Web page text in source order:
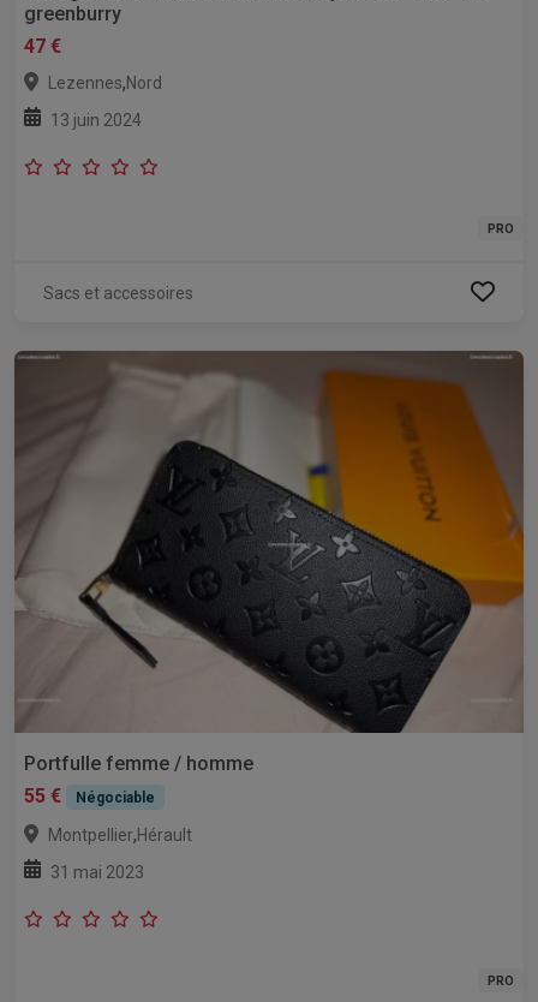
greenburry
47 €
Lezennes,Nord
13 juin 2024
PRO
Sacs et accessoires
Portfulle femme / homme
55 €
Négociable
Montpellier,Hérault
31 mai 2023
PRO